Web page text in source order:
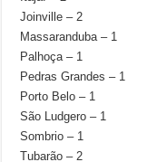
Joinville – 2
Massaranduba – 1
Palhoça – 1
Pedras Grandes – 1
Porto Belo – 1
São Ludgero – 1
Sombrio – 1
Tubarão – 2